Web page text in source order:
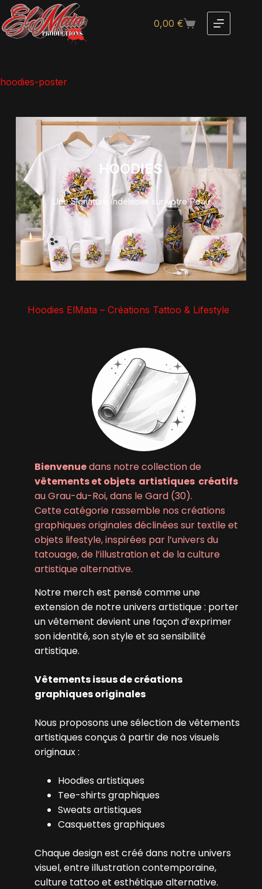
0,00€
hoodies-poster
HOODIES
Une Signature Indélébile sur votre Peau
Hoodies ElMata – Créations Tattoo & Lifestyle
Bienvenuedans notre collection de
vêtements et objets artistiques créatifs
au Grau-du-Roi, dans le Gard (30).
Cette catégorie rassemble nos créations
graphiques originales déclinées sur textile et
objets lifestyle, inspirées par l’univers du
tatouage, de l’illustration et de la culture
artistique alternative.
Notre merch est pensé comme une
extension de notre univers artistique : porter
un vêtement devient une façon d’exprimer
son identité, son style et sa sensibilité
artistique.
Vêtements issus de créations
graphiques originales
Nous proposons une sélection de vêtements
artistiques conçus à partir de nos visuels
originaux :
Hoodies artistiques
Tee-shirts graphiques
Sweats artistiques
Casquettes graphiques
Chaque design est créé dans notre univers
visuel, entre illustration contemporaine,
culture tattoo et esthétique alternative.